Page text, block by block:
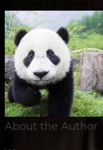
About the Author